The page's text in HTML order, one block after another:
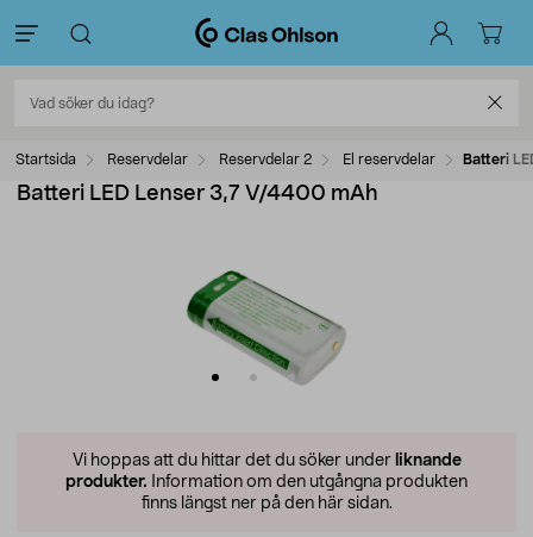
Startsida Reservdelar Reservdelar 2 El reservdelar Batteri
Batteri LED Lenser 3,7 V/4400 mAh
Vi hoppas att du hittar det du söker under liknande
produkter. Information om den utgångna produkten
finns längst ner på den här sidan.